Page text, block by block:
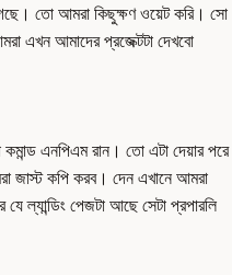
তো আমরা কিছুক্ষণ ওয়েট করি। সো
এখন আমাদের প্রজেক্টটা দেখবো
এনপিএম রান। তো এটা দেয়ার পরে
জাস্ট কপি করব। দেন এখানে আমরা
ল্যান্ডিং পেজটা আছে সেটা প্রপারলি